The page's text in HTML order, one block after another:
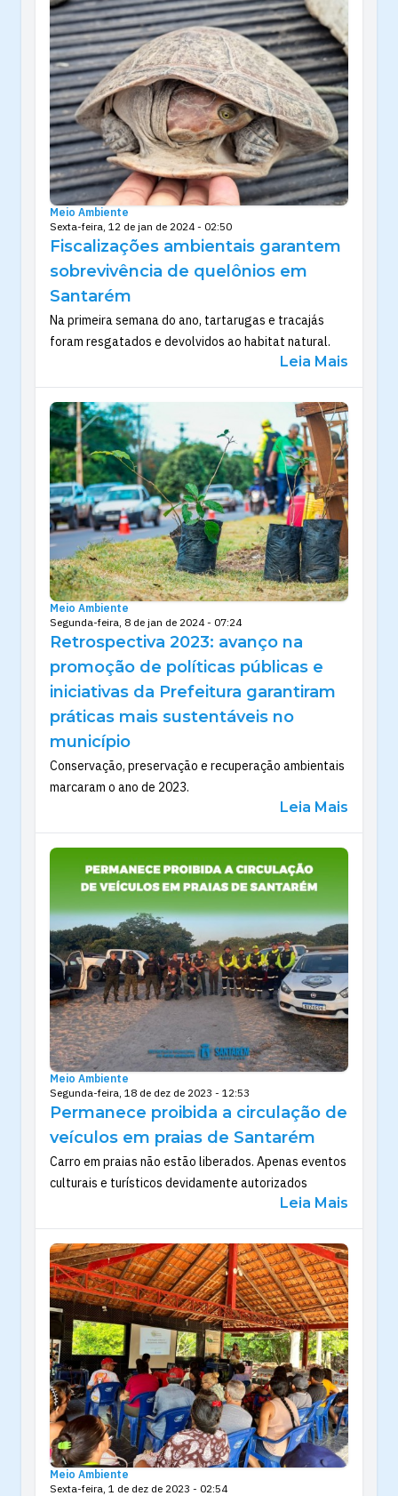
Meio Ambiente
Sexta-feira, 12 de jan de 2024 - 02:50
Fiscalizações ambientais garantem
sobrevivência de quelônios em
Santarém
Na primeira semana do ano, tartarugas e tracajás
foram resgatados e devolvidos ao habitat natural.
Leia Mais
Meio Ambiente
Segunda-feira, 8 de jan de 2024 - 07:24
Retrospectiva 2023: avanço na
promoção de políticas públicas e
iniciativas da Prefeitura garantiram
práticas mais sustentáveis no
município
Conservação, preservação e recuperação ambientais
marcaram o ano de 2023.
Leia Mais
Meio Ambiente
Segunda-feira, 18 de dez de 2023 - 12:53
Permanece proibida a circulação de
veículos em praias de Santarém
Carro em praias não estão liberados. Apenas eventos
culturais e turísticos devidamente autorizados
Leia Mais
Meio Ambiente
Sexta-feira, 1 de dez de 2023 - 02:54